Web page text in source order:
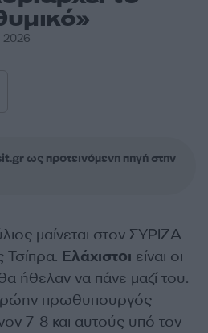
2026
ως προτεινόμενη πηγή στην
μαίνεται στον ΣΥΡΙΖΑ
Τσίπρα. Ελάχιστοι είναι οι
ήθελαν να πάνε μαζί του.
πρωθυπουργός
7-8 και αυτούς υπό τον